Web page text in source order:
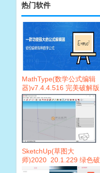
热门软件
MathType(数学公式编辑
器)v7.4.4.516 完美破解版
SketchUp(草图大
师)2020_20.1.229 绿色破
解版